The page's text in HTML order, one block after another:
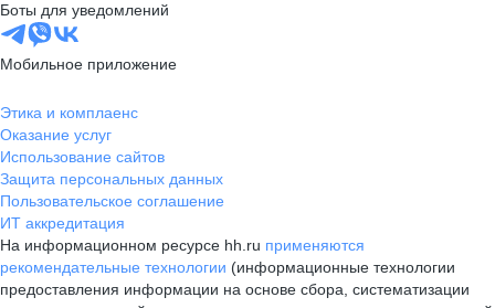
Боты для уведомлений
Мобильное приложение
Этика и комплаенс
Оказание услуг
Использование сайтов
Защита персональных данных
Пользовательское соглашение
ИТ аккредитация
На информационном ресурсе hh.ru применяются
рекомендательные технологии (информационные технологии
предоставления информации на основе сбора, систематизации